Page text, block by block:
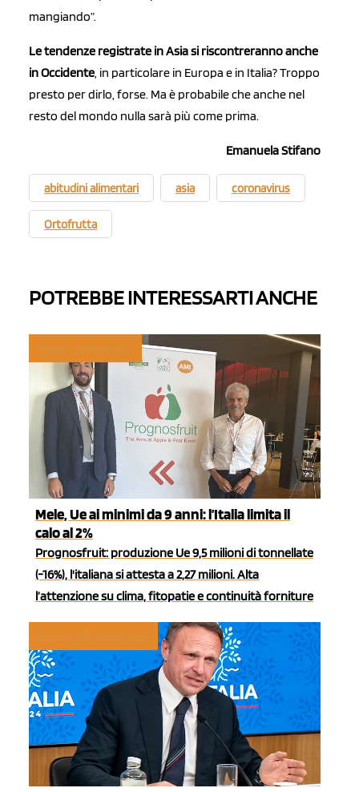
mangiando”.
Le tendenze registrate in Asia si riscontreranno anche
in Occidente, in particolare in Europa e in Italia? Troppo
presto per dirlo, forse. Ma è probabile che anche nel
resto del mondo nulla sarà più come prima.
Emanuela Stifano
abitudini alimentari asia coronavirus
Ortofrutta
POTREBBE INTERESSARTI ANCHE
Mele, Ue ai minimi da 9 anni: l’Italia limita il
calo al 2%
Prognosfruit: produzione Ue 9,5 milioni di tonnellate
(-16%), l'italiana si attesta a 2,27 milioni. Alta
l’attenzione su clima, fitopatie e continuità forniture